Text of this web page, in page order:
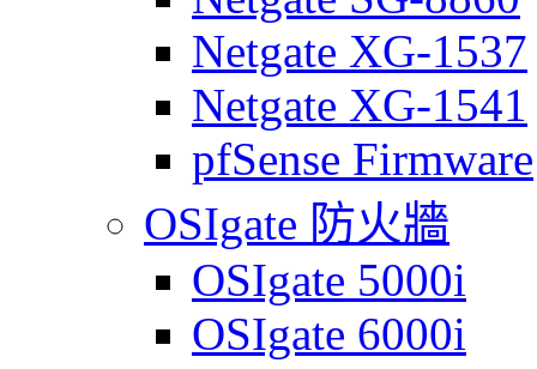
Netgate XG-1537
Netgate XG-1541
pfSense Firmware
OSIgate 防火牆
OSIgate 5000i
OSIgate 6000i